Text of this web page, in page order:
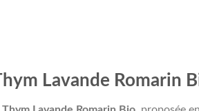
Lavande Romarin